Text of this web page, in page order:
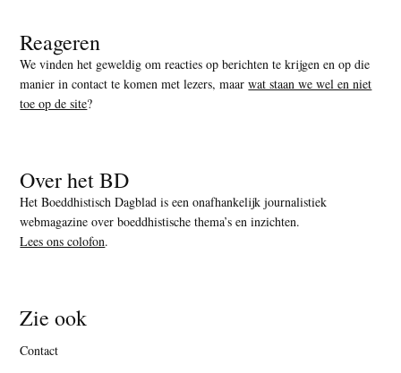
Reageren
We vinden het geweldig om reacties op berichten te krijgen en op die
manier in contact te komen met lezers, maarwat staan we wel en niet
toe op de site?
Over het BD
Het Boeddhistisch Dagblad is een onafhankelijk journalistiek
webmagazine over boeddhistische thema’s en inzichten.
Lees ons colofon.
Zie ook
Contact